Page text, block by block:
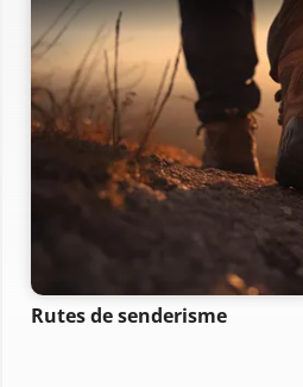
Rutes de senderisme